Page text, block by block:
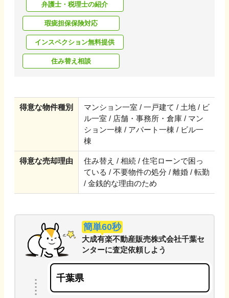
弁護士・税理士の紹介
瑕疵担保保険対応
インスペクション無料提供
住み替え相談
得意な物件種別
マンション一室 / 一戸建て / 土地 / ビ
ル一室 / 店舗・事務所・倉庫 / マン
ション一棟 / アパート一棟 / ビル一
棟
得意な売却理由
住み替え / 相続 / 住宅ローンで困っ
ている / 不要物件の処分 / 離婚 / 転勤
/ 金銭的な理由のため
簡単60秒
大成有楽不動産販売株式会社千葉セ
ンターに査定依頼しよう